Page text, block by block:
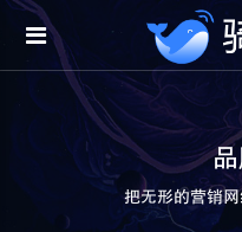
把无形的营销